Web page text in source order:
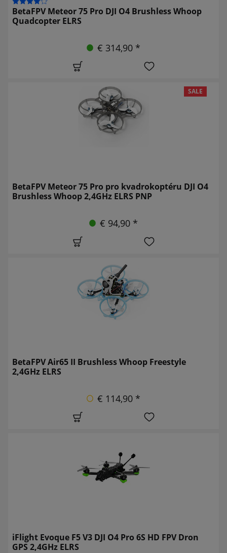
BetaFPV Meteor 75 Pro DJI O4 Brushless Whoop
Quadcopter ELRS
€ 314,90 *
SALE
BetaFPV Meteor 75 Pro pro kvadrokoptéru DJI O4
Brushless Whoop 2,4GHz ELRS PNP
€ 94,90 *
BetaFPV Air65 II Brushless Whoop Freestyle
2,4GHz ELRS
€ 114,90 *
iFlight Evoque F5 V3 DJI O4 Pro 6S HD FPV Dron
GPS 2,4GHz ELRS